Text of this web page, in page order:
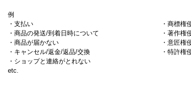
例
・支払い
・商品の発送/到着日時について
・商品が届かない
・キャンセル/返金/返品/交換
・ショップと連絡がとれない
etc.
・商標権
・著作権
・意匠権
・特許権